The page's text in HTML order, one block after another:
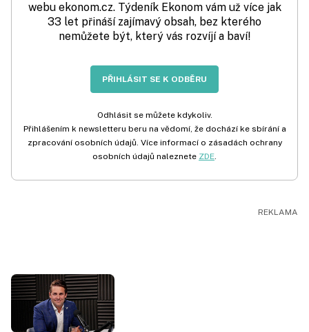
webu ekonom.cz. Týdeník Ekonom vám už více jak
33 let přináší zajímavý obsah, bez kterého
nemůžete být, který vás rozvíjí a baví!
PŘIHLÁSIT SE K ODBĚRU
Odhlásit se můžete kdykoliv.
Přihlášením k newsletteru beru na vědomí, že dochází ke sbírání a
zpracování osobních údajů. Více informací o zásadách ochrany
osobních údajů naleznete ZDE.